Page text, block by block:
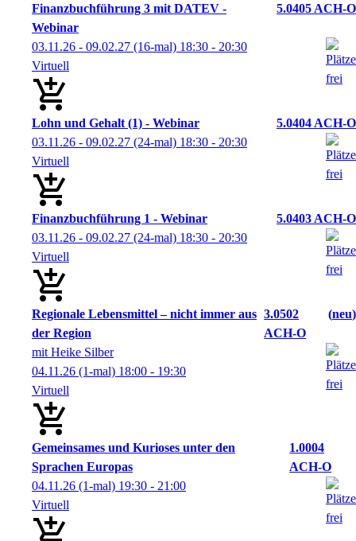
Finanzbuchführung 3 mit DATEV -
Webinar
5.0405 ACH-O
03.11.26 - 09.02.27 (16-mal) 18:30 - 20:30
Virtuell
Lohn und Gehalt (1) - Webinar
5.0404 ACH-O
03.11.26 - 09.02.27 (24-mal) 18:30 - 20:30
Virtuell
Finanzbuchführung 1 - Webinar
5.0403 ACH-O
03.11.26 - 09.02.27 (24-mal) 18:30 - 20:30
Virtuell
Regionale Lebensmittel – nicht immer aus
der Region
3.0502
ACH-O
neu
mit Heike Silber
04.11.26 (1-mal) 18:00 - 19:30
Virtuell
Gemeinsames und Kurioses unter den
Sprachen Europas
1.0004
ACH-O
04.11.26 (1-mal) 19:30 - 21:00
Virtuell